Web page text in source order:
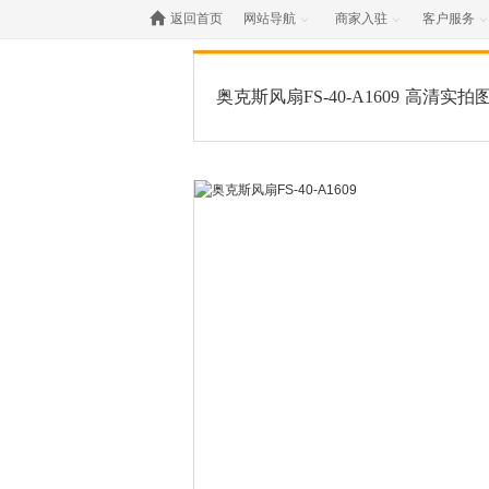
 返回首页 网站导航  商家入驻  客户服务 
奥克斯风扇FS-40-A1609 高清实拍